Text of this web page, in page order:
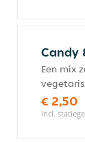
Candy
Een mix
€ 2,50
incl.